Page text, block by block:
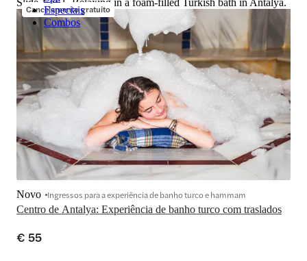
Especiais
Combos
Cancelamento gratuito
Slide 1 of 1, Relaxing in a foam-filled Turkish bath in Antalya.
Centro de Antalya: Experiência de banho turco com traslados
Novo Ingressos para a experiência de banho turco e hammam
€ 55